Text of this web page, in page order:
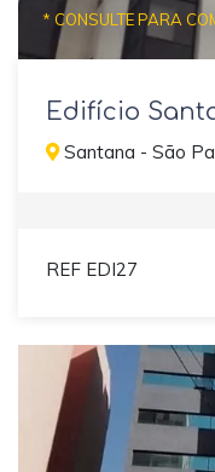
* CONSULTE PARA
Edifício
Santana - São
REF EDI27